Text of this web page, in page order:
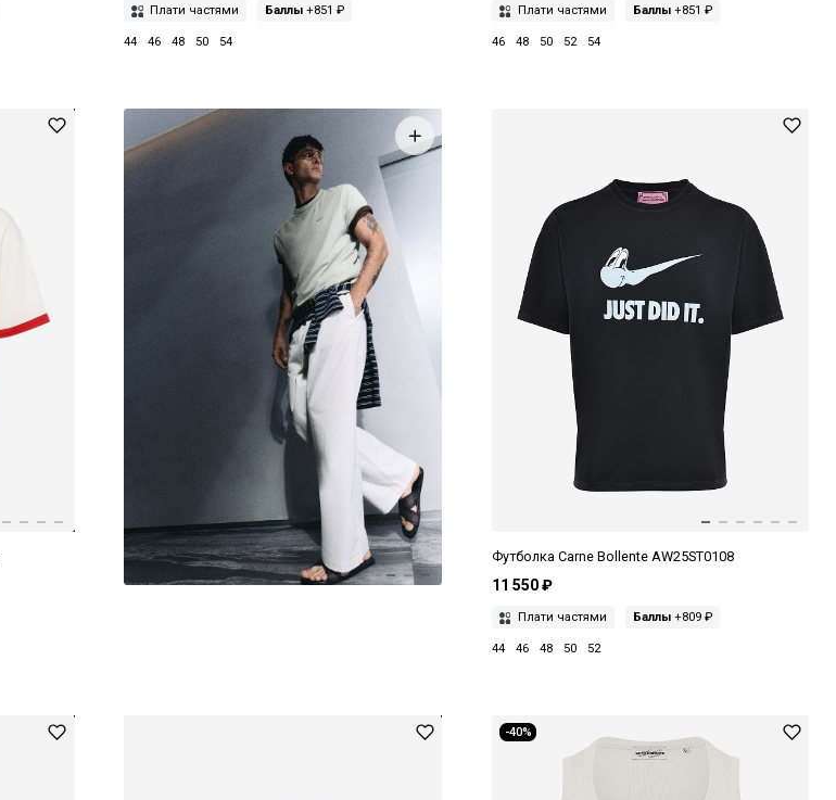
Плати частями Баллы +851 ₽
44 46 48 50 54
Плати частями Баллы+851 ₽
46 48 50 52 54
Футболка Carne Bollente AW25ST0108
11 550 ₽
Плати частями Баллы+809 ₽
44 46 48 50 52
-40%